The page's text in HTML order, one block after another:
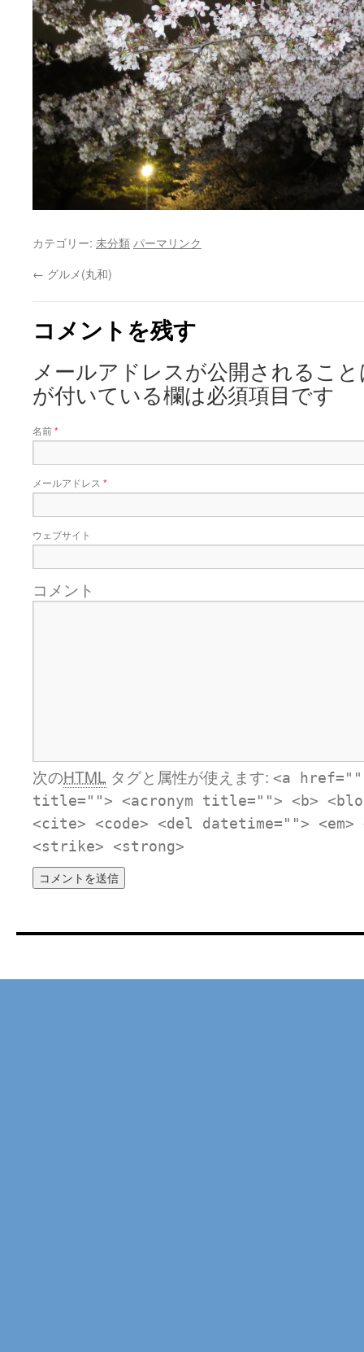
カテゴリー: 未分類 パーマリンク
← グルメ(丸和)
コメントを残す
メールアドレスが公開されるこ
が付いている欄は必須項目です
名前*
メールアドレス *
ウェブサイト
コメント
次のHTML タグと属性が使えます: <a
title=""> <acronym title=""> <b>
<cite> <code> <del datetime="">
<strike> <strong>